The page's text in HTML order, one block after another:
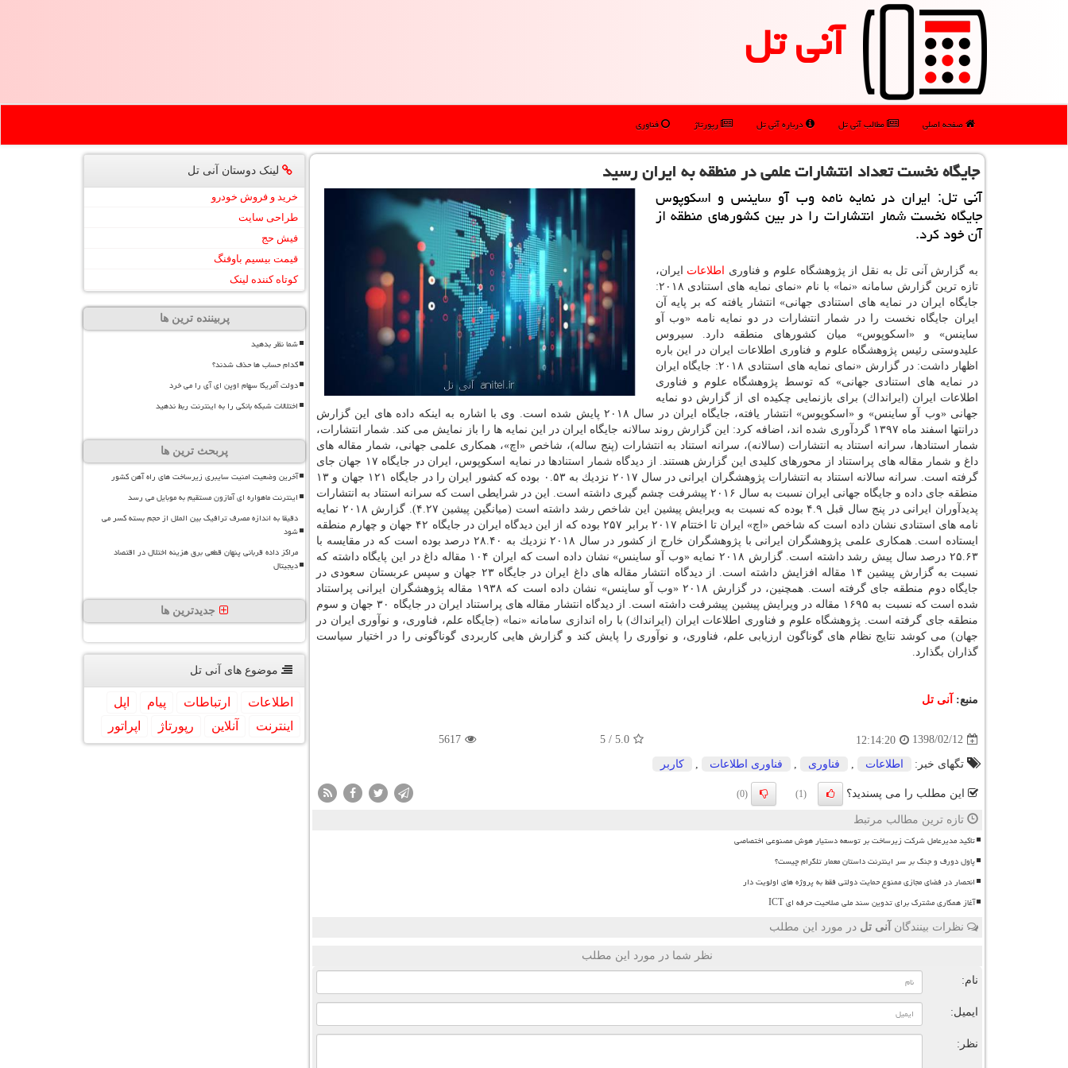
آنی تل
صفحه اصلی مطالب آنی تل درباره آنی تل رپورتاژ فناوری
جایگاه نخست تعداد انتشارات علمی در منطقه به ایران رسید
آنی تل: ایران در نمایه نامه وب آو ساینس و اسكوپوس
جایگاه نخست شمار انتشارات را در بین كشورهای منطقه از
آن خود كرد.
به گزارش آنی تل به نقل از پژوهشگاه علوم و فناوری اطلاعات ایران،
تازه ترین گزارش سامانه «نما» با نام «نمای نمایه های استنادی ۲۰۱۸:
جایگاه ایران در نمایه های استنادی جهانی» انتشار یافته كه بر پایه آن
ایران جایگاه نخست را در شمار انتشارات در دو نمایه نامه «وب آو
ساینس» و «اسكوپوس» میان كشورهای منطقه دارد. سیروس
علیدوستی رئیس پژوهشگاه علوم و فناوری اطلاعات ایران در این باره
اظهار داشت: در گزارش «نمای نمایه های استنادی ۲۰۱۸: جایگاه ایران
در نمایه های استنادی جهانی» كه توسط پژوهشگاه علوم و فناوری
اطلاعات ایران (ایرانداك) برای بازنمایی چكیده ای از گزارش دو نمایه
جهانی «وب آو ساینس» و «اسكوپوس» انتشار یافته، جایگاه ایران در سال ۲۰۱۸ پایش شده است. وی با اشاره به اینكه داده های این گزارش
درانتها اسفند ماه ۱۳۹۷ گردآوری شده اند، اضافه كرد: این گزارش روند سالانه جایگاه ایران در این نمایه ها را باز نمایش می كند. شمار انتشارات،
شمار استنادها، سرانه استناد به انتشارات (سالانه)، سرانه استناد به انتشارات (پنج ساله)، شاخص «اچ»، همكاری علمی جهانی، شمار مقاله های
داغ و شمار مقاله های پراستناد از محورهای كلیدی این گزارش هستند. از دیدگاه شمار استنادها در نمایه اسكوپوس، ایران در جایگاه ۱۷ جهان جای
گرفته است. سرانه سالانه استناد به انتشارات پژوهشگران ایرانی در سال ۲۰۱۷ نزدیك به ۰.۵۳ بوده كه كشور ایران را در جایگاه ۱۲۱ جهان و ۱۳
منطقه جای داده و جایگاه جهانی ایران نسبت به سال ۲۰۱۶ پیشرفت چشم گیری داشته است. این در شرایطی است كه سرانه استناد به انتشارات
پدیدآوران ایرانی در پنج سال قبل ۴.۹ بوده كه نسبت به ویرایش پیشین این شاخص رشد داشته است (میانگین پیشین ۴.۲۷). گزارش ۲۰۱۸ نمایه
نامه های استنادی نشان داده است كه شاخص «اچ» ایران تا اختتام ۲۰۱۷ برابر ۲۵۷ بوده كه از این دیدگاه ایران در جایگاه ۴۲ جهان و چهارم منطقه
ایستاده است. همكاری علمی پژوهشگران ایرانی با پژوهشگران خارج از كشور در سال ۲۰۱۸ نزدیك به ۲۸.۴۰ درصد بوده است كه در مقایسه با
۲۵.۶۳ درصد سال پیش رشد داشته است. گزارش ۲۰۱۸ نمایه «وب آو ساینس» نشان داده است كه ایران ۱۰۴ مقاله داغ در این پایگاه داشته كه
نسبت به گزارش پیشین ۱۴ مقاله افزایش داشته است. از دیدگاه انتشار مقاله های داغ ایران در جایگاه ۲۳ جهان و سپس عربستان سعودی در
جایگاه دوم منطقه جای گرفته است. همچنین، در گزارش ۲۰۱۸ «وب آو ساینس» نشان داده است كه ۱۹۳۸ مقاله پژوهشگران ایرانی پراستناد
شده است كه نسبت به ۱۶۹۵ مقاله در ویرایش پیشین پیشرفت داشته است. از دیدگاه انتشار مقاله های پراستناد ایران در جایگاه ۳۰ جهان و سوم
منطقه جای گرفته است. پژوهشگاه علوم و فناوری اطلاعات ایران (ایرانداك) با راه اندازی سامانه «نما» (جایگاه علم، فناوری، و نوآوری ایران در
جهان) می كوشد نتایج نظام های گوناگون ارزیابی علم، فناوری، و نوآوری را پایش كند و گزارش هایی كاربردی گوناگونی را در اختیار سیاست
گذاران بگذارد.
منبع: آنی تل
1398/02/12
12:14:20
5.0
/
5
5617
تگهای خبر: اطلاعات فناوری فناوری اطلاعات كاربر
این مطلب را می پسندید؟ (1)
(0)
تازه ترین مطالب مرتبط
تاکید مدیرعامل شرکت زیرساخت بر توسعه دستیار هوش مصنوعی اختصاصی
پاول دورف و جنگ بر سر اینترنت داستان معمار تلگرام چیست؟
انحصار در فضای مجازی ممنوع حمایت دولتی فقط به پروژه های اولویت دار
آغاز همکاری مشترک برای تدوین سند ملی صلاحیت حرفه ای ICT
نظرات بینندگان آنی تل در مورد این مطلب
نظر شما در مورد این مطلب
نام:
ایمیل:
نظر:
لینک دوستان آنی تل
خرید و فروش خودرو
طراحی سایت
فیش حج
قیمت بیسیم باوفنگ
کوتاه کننده لینک
پربیننده ترین ها
شما نظر بدهید
کدام حساب ها حذف شدند؟
دولت آمریکا سهام اوپن ای آی را می خرد
اختلالات شبکه بانکی را به اینترنت ربط ندهید
پربحث ترین ها
آخرین وضعیت امنیت سایبری زیرساخت های راه آهن کشور
اینترنت ماهواره ای آمازون مستقیم به موبایل می رسد
دقیقا به اندازه مصرف ترافیک بین الملل از حجم بسته کسر می
شود
مراکز داده قربانی پنهان قطعی برق هزینه اختلال در اقتصاد
دیجیتال
جدیدترین ها
موضوع های آنی تل
اطلاعات ارتباطات پیام
اپل
اینترنت
آنلاین رپورتاژ اپراتور